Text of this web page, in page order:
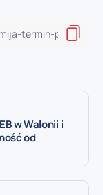
w Walonii i
od